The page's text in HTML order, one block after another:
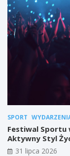
SPORT
Festiwal Sportu
Aktywny Styl
31 lipca 2026